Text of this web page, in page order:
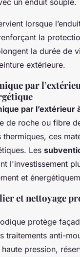
lorsque
la
la durée de
extérieure.
par
par l’extérieur
de roche ou fibre
thermiques, ces
Les
l'investissement
et
et nettoyage
protège
traitements anti-
haute pression,